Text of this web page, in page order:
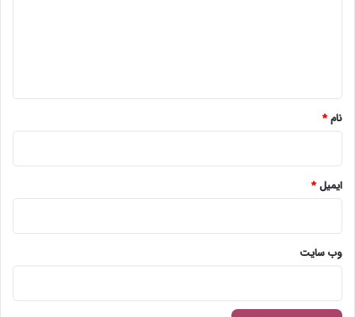
نام*
ایمیل*
وب‌ سایت